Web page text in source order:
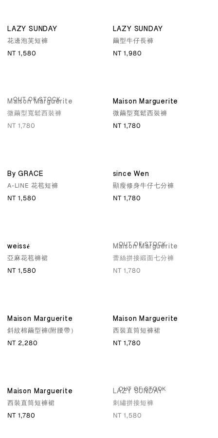
LAZY SUNDAY
花邊泡芙短褲
NT 1,580
LAZY SUNDAY
繭型牛仔長褲
NT 1,980
OUT OF STOCK
Maison Marguerite
微繭型寬鬆西裝褲
NT 1,780
Maison Marguerite
微繭型寬鬆西裝褲
NT 1,780
By GRACE
A-LINE 花苞短褲
NT 1,580
since Wen
顯瘦修身牛仔七分褲
NT 1,780
weissé
亞麻花苞褲裙
NT 1,580
OUT OF STOCK
Maison Marguerite
蕾絲拼接緞面七分褲
NT 1,780
Maison Marguerite
斜紋棉繭型褲(附腰帶）
NT 2,280
Maison Marguerite
西裝直筒短褲裙
NT 1,780
Maison Marguerite
西裝直筒短褲裙
NT 1,780
OUT OF STOCK
LAZY SUNDAY
刺繡拼接短褲
NT 1,580